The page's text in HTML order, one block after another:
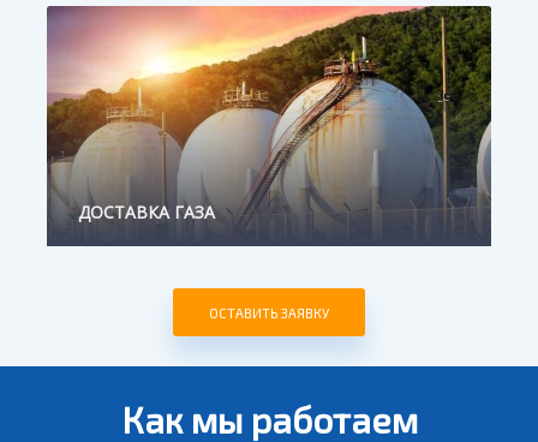
ДОСТАВКА ГАЗА
ОСТАВИТЬ ЗАЯВКУ
Как мы работаем